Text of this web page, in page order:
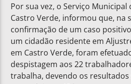
Por sua vez, o Serviço Municipal
Castro Verde, informou que, na
confirmação de um caso
um cidadão residente em
em Castro Verde, foram
despistagem aos 22
trabalha, devendo os